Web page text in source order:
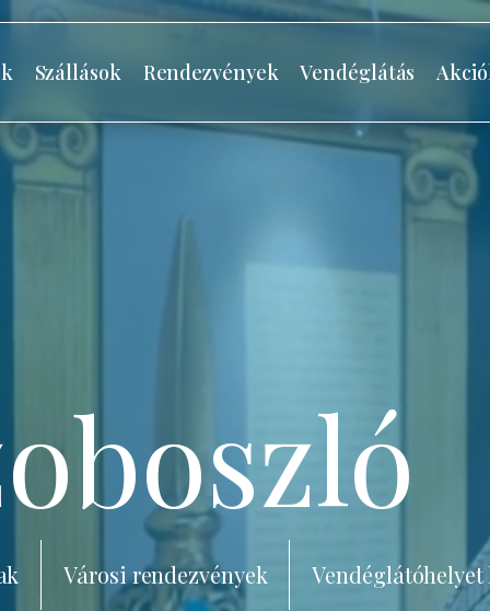
Szállások Rendezvények Vendéglátás
Városi rendezvények Vendéglátóhelyet